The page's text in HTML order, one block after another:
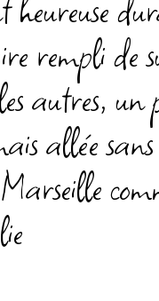
de
autres, un
allée